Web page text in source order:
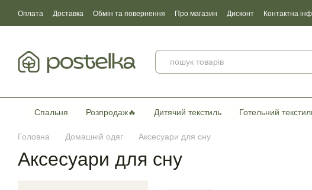
Оплата Доставка Обмін та повернення Про магазин Дисконт Контактна
Угода користувача
Договір публічної оферти Сертификати якості
Спальня Розпродаж🔥 Дитячий текстиль Готельний
Головна Домашній одяг Аксесуари для сну
Аксесуари для сну